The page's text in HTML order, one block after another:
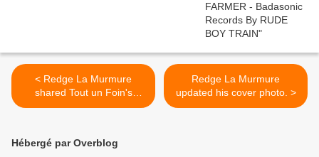
< Redge La Murmure
shared Tout un Foin's
photo.
Redge La Murmure
updated his cover photo. >
Hébergé par Overblog